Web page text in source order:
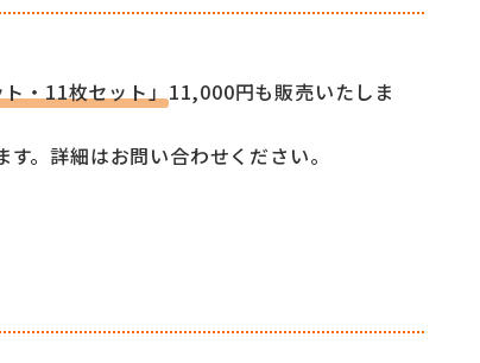
・11枚セット」11,000円も販売いたしま
。詳細はお問い合わせください。